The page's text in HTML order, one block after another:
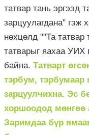
татвар тань эргээд
зарцуулагдана" гэж
нөхцөлд ""Та татвар
татварыг яахаа УИХ
байна. Татварт
тэрбум, тэрбумаар
зарцуулчихна. Эс
хоршоодод мөнгөө
Заримдаа бүр